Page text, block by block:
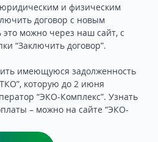
и физическим
договор с новым
это можно через наш сайт, с
“Заключить договор”.
имеющуюся задолженность
которую до 2 июня
“ЭКО-Комплекс”. Узнать
– можно на сайте “ЭКО-